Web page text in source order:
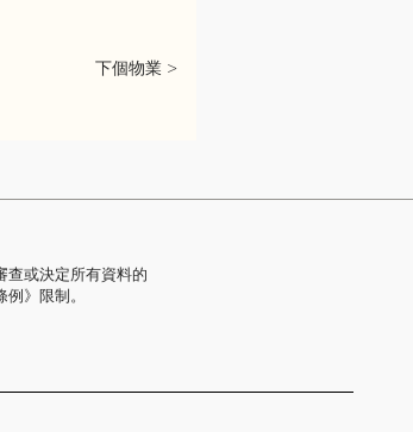
下個物業 >
查或決定所有資料的
》限制。